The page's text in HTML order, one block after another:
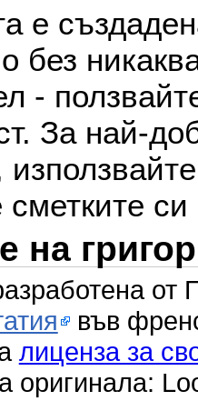
е
без
-
За най-
сметките
на
във
лиценза за
оригинала: